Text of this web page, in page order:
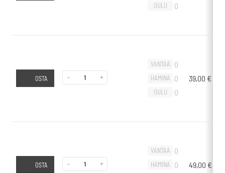
OULU 0
OSTA - +
VANTAA 0
HAMINA 0
OULU 0
39,00 €
OSTA - +
VANTAA 0
HAMINA 0 49,00 €